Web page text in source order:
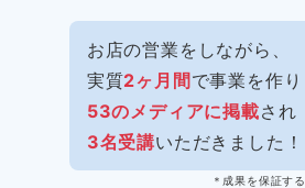
お店の営業をしながら、
実質2ヶ月間で事業を作り
53のメディアに掲載され
3名受講いただきました！
＊成果を保証するもので